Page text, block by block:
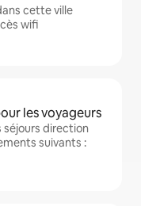
cette ville
wifi
les voyageurs
séjours direction
suivants :